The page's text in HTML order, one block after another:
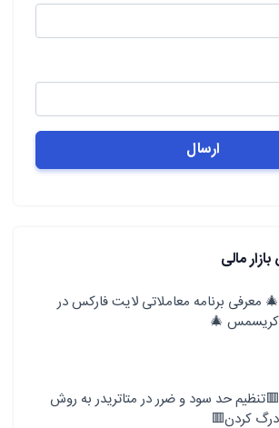
مالی
🎄 معرفی برنامه معاملاتی لایت فارکس در
کریسمس 🎄
🟥تنظیم حد سود و ضرر در متاتریدر به روش
درگ کردن🟥